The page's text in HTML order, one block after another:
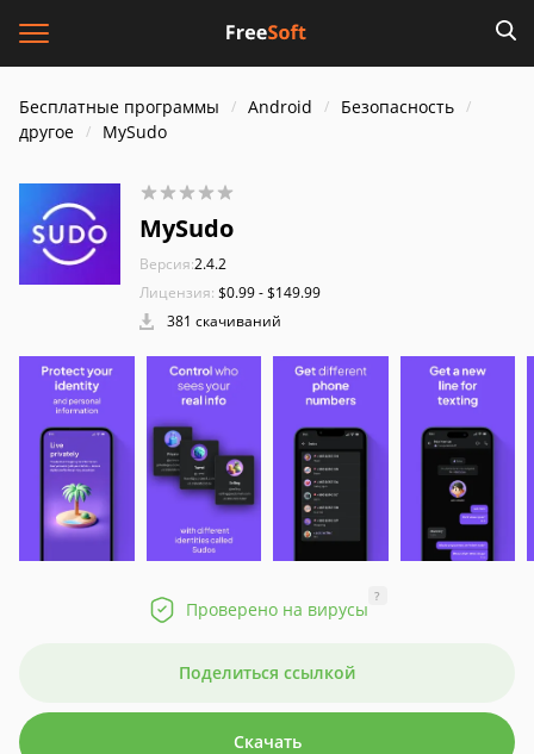
Бесплатные программы Android
Безопасность
другое
MySudo
MySudo
Версия:2.4.2
Лицензия: $0.99 - $149.99
381 скачиваний
Проверено на вирусы
?
Поделиться ссылкой
Скачать